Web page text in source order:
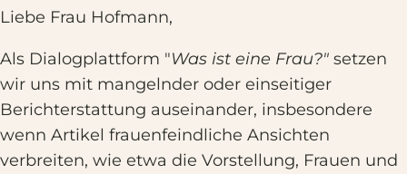
Liebe Frau Hofmann,
Als Dialogplattform "Was ist eine Frau?" setzen
wir uns mit mangelnder oder einseitiger
Berichterstattung auseinander, insbesondere
wenn Artikel frauenfeindliche Ansichten
verbreiten, wie etwa die Vorstellung, Frauen und